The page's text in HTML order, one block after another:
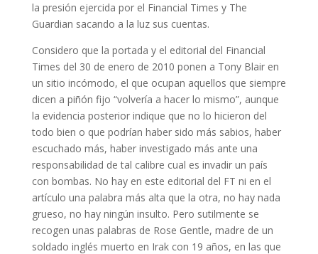
la presión ejercida por el Financial Times y The
Guardian sacando a la luz sus cuentas.
Considero que la portada y el editorial del Financial
Times del 30 de enero de 2010 ponen a Tony Blair en
un sitio incómodo, el que ocupan aquellos que siempre
dicen a piñón fijo “volvería a hacer lo mismo”, aunque
la evidencia posterior indique que no lo hicieron del
todo bien o que podrían haber sido más sabios, haber
escuchado más, haber investigado más ante una
responsabilidad de tal calibre cual es invadir un país
con bombas. No hay en este editorial del FT ni en el
artículo una palabra más alta que la otra, no hay nada
grueso, no hay ningún insulto. Pero sutilmente se
recogen unas palabras de Rose Gentle, madre de un
soldado inglés muerto en Irak con 19 años, en las que